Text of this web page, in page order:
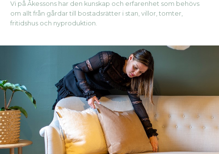
Vi på Åkessons har den kunskap och erfarenhet som behövs
om allt från gårdar till bostadsrätter i stan, villor, tomter,
fritidshus och nyproduktion.